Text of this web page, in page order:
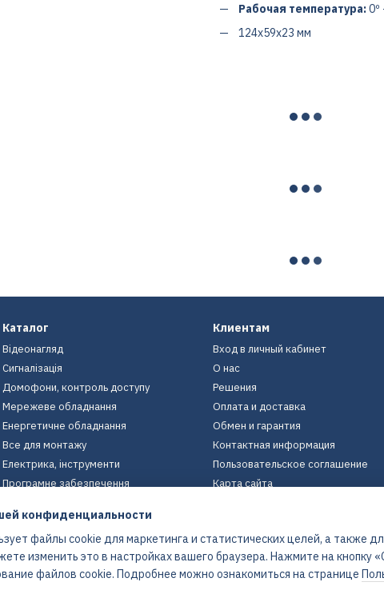
Рабочая температура:0º
124x59x23 мм
Каталог
Відеонагляд
Сигналізація
Домофони, контроль доступу
Мережеве обладнання
Енергетичне обладнання
Все для монтажу
Електрика, інструменти
Програмне забезпечення
Екіпірування
Енергетичне обладнання
Клиентам
Вход в личный кабинет
О нас
Решения
Оплата и доставка
Обмен и гарантия
Контактная информация
Пользовательское соглашение
Карта сайта
конфиденциальности
файлы cookie для маркетинга и статистических целей, а также
изменить это в настройках вашего браузера. Нажмите на кнопку
файлов cookie. Подробнее можно ознакомиться на странице